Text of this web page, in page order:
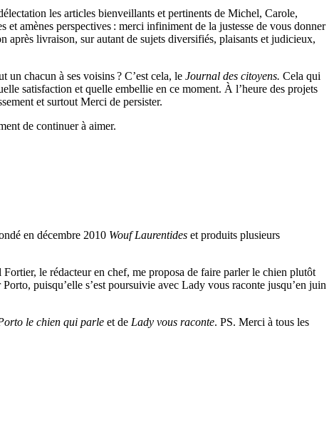
les articles bienveillants et pertinents de Michel, Carole,
amènes perspectives : merci infiniment de la justesse de vous donner
après livraison, sur autant de sujets diversifiés, plaisants et judicieux,
un chacun à ses voisins ? C’est cela, le Journal des citoyens. Cela qui
satisfaction et quelle embellie en ce moment. À l’heure des projets
et surtout Merci de persister.
de continuer à aimer.
en décembre 2010 Wouf Laurentides et produits plusieurs
le rédacteur en chef, me proposa de faire parler le chien plutôt
puisqu’elle s’est poursuivie avec Lady vous raconte jusqu’en juin
le chien qui parle et de Lady vous raconte. PS. Merci à tous les